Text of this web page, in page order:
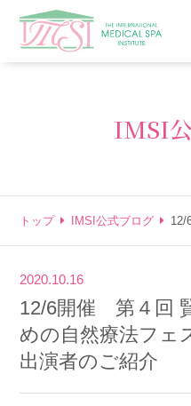
IMSI
トップ IMSI公式ブログ 12/
2020.10.16
12/6開催 第４回
めの自然療法フ
出演者のご紹介